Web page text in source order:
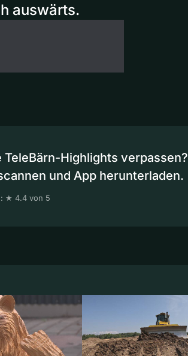
auswärts.
TeleBärn-Highlights verpassen?
und App herunterladen.
★ 4.4 von 5